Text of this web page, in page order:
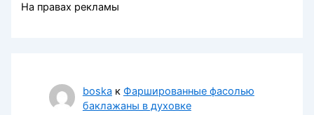
На правах рекламы
boska к Фаршированные фасолью
баклажаны в духовке